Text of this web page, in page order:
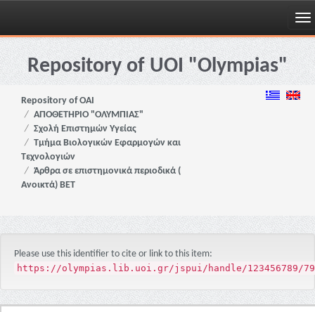
Skip
navigationRepository of UOI "Olympias"
Repository of OAI
ΑΠΟΘΕΤΗΡΙΟ "ΟΛΥΜΠΙΑΣ"
Σχολή Επιστημών Υγείας
Τμήμα Βιολογικών Εφαρμογών και
Τεχνολογιών
Άρθρα σε επιστημονικά περιοδικά (
Ανοικτά) ΒΕΤ
Please use this identifier to cite or link to this item:
https://olympias.lib.uoi.gr/jspui/handle/123456789/